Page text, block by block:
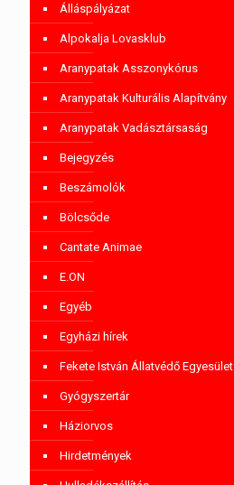
Álláspályázat
Alpokalja Lovasklub
Aranypatak Asszonykórus
Aranypatak Kulturális Alapítvány
Aranypatak Vadásztársaság
Bejegyzés
Beszámolók
Bölcsőde
Cantate Animae
E.ON
Egyéb
Egyházi hírek
Fekete István Állatvédő Egyesület
Gyógyszertár
Háziorvos
Hirdetmények